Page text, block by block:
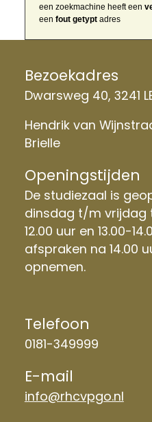
een zoekmachine heeft een
een fout getyptadres
Bezoekadres
Dwarsweg 40, 3241
Hendrik van
Brielle
Openingstijden
De studiezaal is
dinsdag t/m vrijdag
12.00 uur en 13.00-
afspraken na 14.00
opnemen.
Telefoon
0181-349999
E-mail
info@rhcvpgo.nl